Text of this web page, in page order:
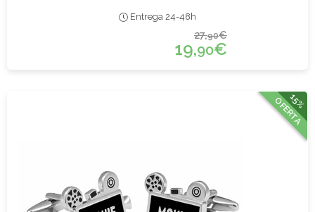
Entrega 24-48h
27,90€
19,90€
15%
OFERTA